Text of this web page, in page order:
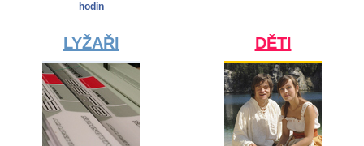
hodin
LYŽAŘI DĚTI